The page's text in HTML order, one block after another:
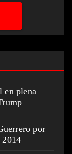
en plena
por
2014